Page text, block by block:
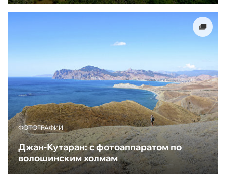
ФОТОГРАФИИ
Джан-Кутаран: с фотоаппаратом по
волошинским холмам